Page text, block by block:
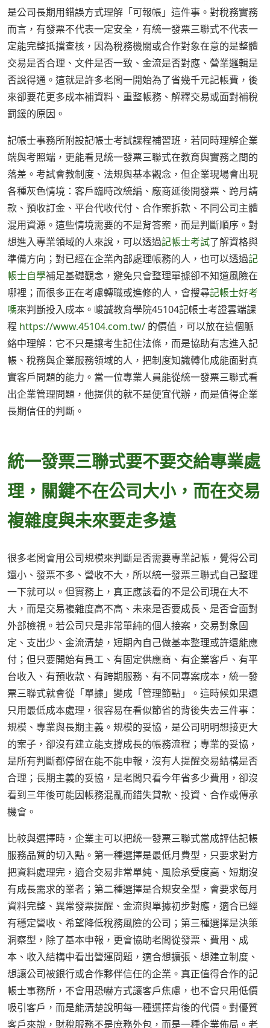
是公司長期用錯誤方式理解「可報帳」這件事。對稅務實務
而言，有發票不代表一定安全，有統一發票三聯式不代表一
定能完整抵擋查核，因為稅務機關或合作對象在意的是整體
交易是否合理、文件是否一致、金流是否對應、營業邏輯是
否說得通。這就是許多老闆一開始為了省幾千元記帳費，後
來卻要花更多成本補資料、重整帳務、解釋交易或面對補稅
罰鍰的原因。
記帳士事務所附設記帳士考試課程補習班，若同時理解企業
端與考照端，更能看見統一發票三聯式在教育與實務之間的
落差。考試會教制度、法規與基本觀念，但企業現場會出現
各種灰色情境：客戶臨時改統編、廠商延後開發票、跨月請
款、預收訂金、平台代收代付、合作案拆款、不同公司主體
混用資源。這些情境需要的不是背答案，而是判斷順序。對
想進入專業領域的人來說，可以透過記帳士考試了解資格與
準備方向；對已經在企業內部處理帳務的人，也可以透過記
帳士自學補足基礎觀念，避免只會整理單據卻不知道風險在
哪裡；而很多正在考慮轉職或進修的人，會搜尋記帳士好考
嗎來判斷投入成本。峻誠教育學院45104記帳士考證雲端課
程 https://www.45104.com.tw/ 的價值，可以放在這個脈
絡中理解：它不只是讓考生記住法條，而是協助有志進入記
帳、稅務與企業服務領域的人，把制度知識轉化成能面對真
實客戶問題的能力。當一位專業人員能從統一發票三聯式看
出企業管理問題，他提供的就不是便宜代辦，而是值得企業
長期信任的判斷。
統一發票三聯式要不要交給專業處
理，關鍵不在公司大小，而在交易
複雜度與未來要走多遠
很多老闆會用公司規模來判斷是否需要專業記帳，覺得公司
還小、發票不多、營收不大，所以統一發票三聯式自己整理
一下就可以。但實務上，真正應該看的不是公司現在大不
大，而是交易複雜度高不高、未來是否要成長、是否會面對
外部檢視。若公司只是非常單純的個人接案，交易對象固
定、支出少、金流清楚，短期內自己做基本整理或許還能應
付；但只要開始有員工、有固定供應商、有企業客戶、有平
台收入、有預收款、有跨期服務、有不同專案成本，統一發
票三聯式就會從「單據」變成「管理節點」。這時候如果還
只用最低成本處理，很容易在看似節省的背後失去三件事：
規模、專業與長期主義。規模的妥協，是公司明明想接更大
的案子，卻沒有建立能支撐成長的帳務流程；專業的妥協，
是所有判斷都停留在能不能申報，沒有人提醒交易結構是否
合理；長期主義的妥協，是老闆只看今年省多少費用，卻沒
看到三年後可能因帳務混亂而錯失貸款、投資、合作或傳承
機會。
比較與選擇時，企業主可以把統一發票三聯式當成評估記帳
服務品質的切入點。第一種選擇是最低月費型，只要求對方
把資料處理完，適合交易非常單純、風險承受度高、短期沒
有成長需求的業者；第二種選擇是合規安全型，會要求每月
資料完整、異常發票提醒、金流與單據初步對應，適合已經
有穩定營收、希望降低稅務風險的公司；第三種選擇是決策
洞察型，除了基本申報，更會協助老闆從發票、費用、成
本、收入結構中看出營運問題，適合想擴張、想建立制度、
想讓公司被銀行或合作夥伴信任的企業。真正值得合作的記
帳士事務所，不會用恐嚇方式讓客戶焦慮，也不會只用低價
吸引客戶，而是能清楚說明每一種選擇背後的代價。對優質
客戶來說，財稅服務不是庶務外包，而是一種企業佈局。老